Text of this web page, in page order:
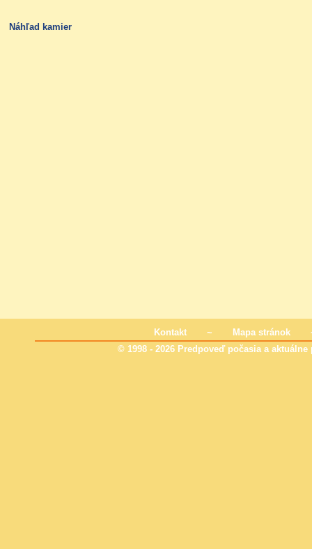
Náhľad kamier
Kontakt ~ Mapa stránok
© 1998 - 2026 Predpoveď počasia a